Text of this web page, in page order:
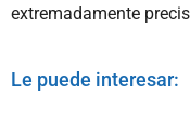
extremadamente
Le puede interesar: